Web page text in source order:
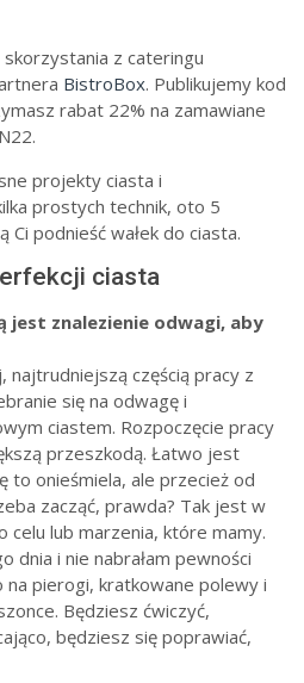
z cateringu
BistroBox. Publikujemy kod
rabat 22% na zamawiane
projekty ciasta i
prostych technik, oto 5
podnieść wałek do ciasta.
ciasta
jest znalezienie odwagi, aby
najtrudniejszą częścią pracy z
się na odwagę i
ciastem. Rozpoczęcie pracy
przeszkodą. Łatwo jest
to onieśmiela, ale przecież od
zacząć, prawda? Tak jest w
celu lub marzenia, które mamy.
dnia i nie nabrałam pewności
na pierogi, kratkowane polewy i
Będziesz ćwiczyć,
będziesz się poprawiać,